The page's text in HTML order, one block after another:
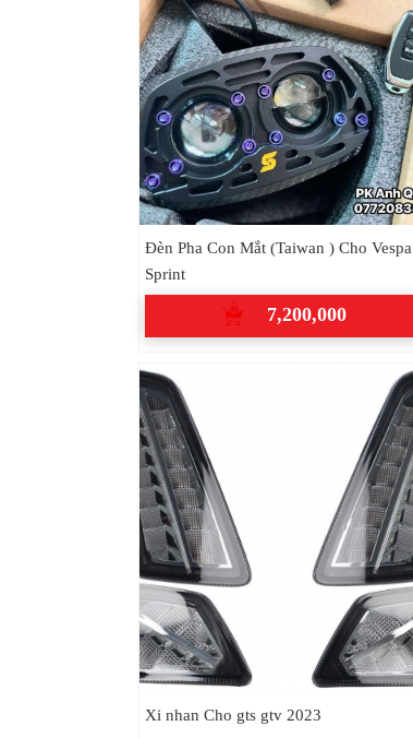
Đèn Pha Con Mắt (Taiwan ) Cho Vespa
Sprint
7,200,000
Xi nhan Cho gts gtv 2023